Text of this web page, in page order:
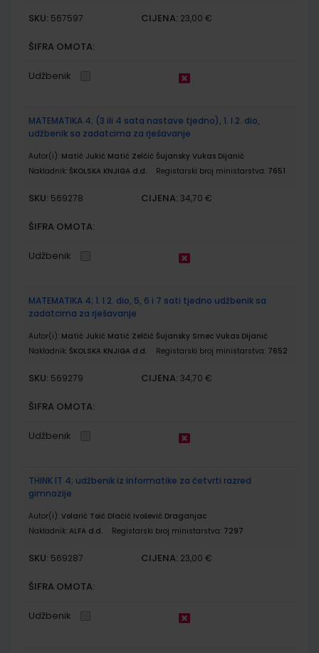
SKU: 567597 CIJENA: 23,00 €
ŠIFRA OMOTA:
Udžbenik
MATEMATIKA 4; (3 ili 4 sata nastave tjedno), 1. I 2. dio,
udžbenik sa zadatcima za rješavanje
Autor(i): Matić Jukić Matić Zelčić Šujansky Vukas Dijanić
Nakladnik: ŠKOLSKA KNJIGA d.d. Registarski broj ministarstva: 7651
SKU: 569278 CIJENA: 34,70 €
ŠIFRA OMOTA:
Udžbenik
MATEMATIKA 4; 1. I 2. dio, 5, 6 i 7 sati tjedno udžbenik sa
zadatcima za rješavanje
Autor(i): Matić Jukić Matić Zelčić Šujansky Srnec Vukas Dijanić
Nakladnik: ŠKOLSKA KNJIGA d.d. Registarski broj ministarstva: 7652
SKU: 569279 CIJENA: 34,70 €
ŠIFRA OMOTA:
Udžbenik
THINK IT 4; udžbenik iz informatike za četvrti razred
gimnazije
Autor(i): Volarić Toić Dlačić Ivošević Draganjac
Nakladnik: ALFA d.d. Registarski broj ministarstva: 7297
SKU: 569287 CIJENA: 23,00 €
ŠIFRA OMOTA:
Udžbenik